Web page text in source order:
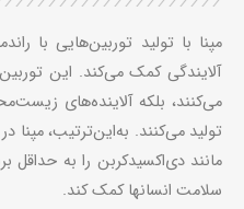
مپنا با تولید توربین‌هایی با
آلایندگی کمک می‌کند. این
تولید می‌کنند. به‌این‌ترتیب،
مانند دی‌اکسیدکربن را به
سلامت انسانها کمک کند.